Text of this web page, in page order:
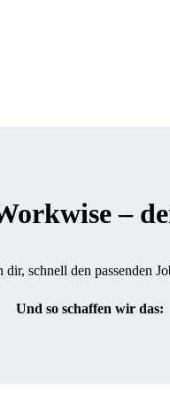
–
dir, schnell den passenden
Und so schaffen wir das: